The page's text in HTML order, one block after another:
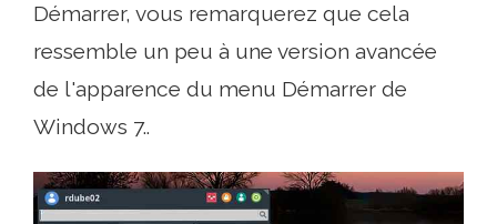
Démarrer, vous remarquerez que cela
ressemble un peu à une version avancée
de l'apparence du menu Démarrer de
Windows 7..